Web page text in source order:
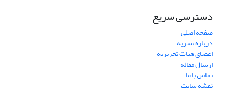
دسترسی سریع
صفحه اصلی
درباره نشریه
اعضای هیات تحریریه
ارسال مقاله
تماس با ما
نقشه سایت